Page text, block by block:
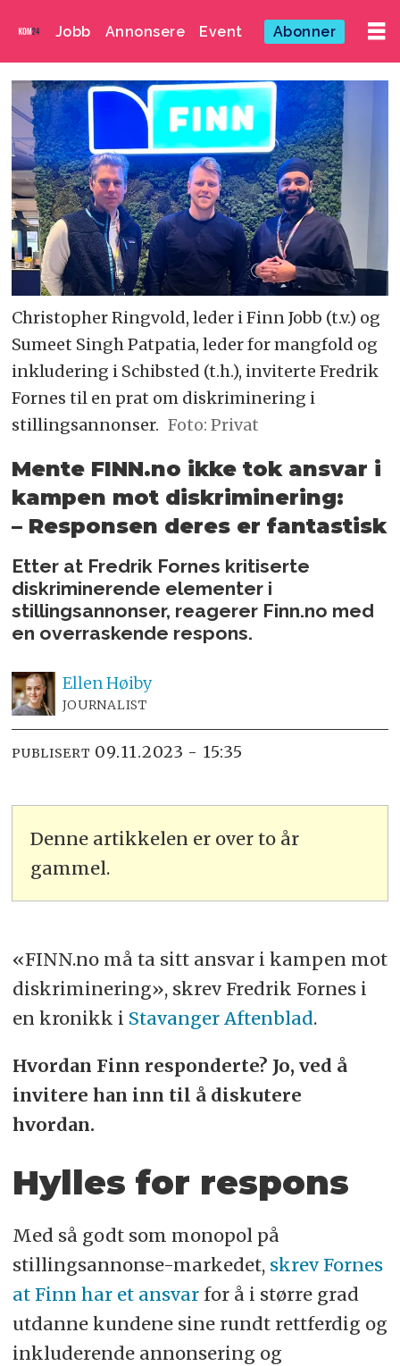
Jobb Annonsere Event Abonner
Christopher Ringvold, leder i Finn Jobb (t.v.) og
Sumeet Singh Patpatia, leder for mangfold og
inkludering i Schibsted (t.h.), inviterte Fredrik
Fornes til en prat om diskriminering i
stillingsannonser. Foto: Privat
Mente FINN.no ikke tok ansvar i
kampen mot diskriminering:
– Responsen deres er fantastisk
Etter at Fredrik Fornes kritiserte
diskriminerende elementer i
stillingsannonser, reagerer Finn.no med
en overraskende respons.
EllenHøiby
JOURNALIST
PUBLISERT 09.11.2023 - 15:35
Denne artikkelen er over to år
gammel.
«FINN.no må ta sitt ansvar i kampen mot
diskriminering», skrev Fredrik Fornes i
en kronikk i Stavanger Aftenblad.
Hvordan Finn responderte? Jo, ved å
invitere han inn til å diskutere
hvordan.
Hylles for respons
Med så godt som monopol på
stillingsannonse-markedet,skrev Fornes
at Finn har et ansvarfor å i større grad
utdanne kundene sine rundt rettferdig og
inkluderende annonsering og